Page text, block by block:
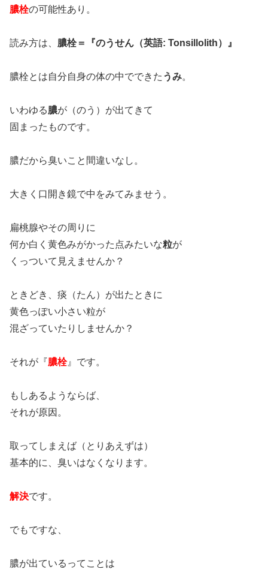
膿栓の可能性あり。
読み方は、 膿栓＝『のうせん（英語: Tonsillolith）』
膿栓とは自分自身の体の中でできた うみ。
いわゆる膿が（のう）が出てきて
固まったものです。
膿だから臭いこと間違いなし。
大きく口開き鏡で中をみてみませう。
扁桃腺やその周りに
何か白く黄色みがかった点みたいな粒が
くっついて見えませんか？
ときどき、痰（たん）が出たときに
黄色っぽい小さい粒が
混ざっていたりしませんか？
それが『膿栓』です。
もしあるようならば、
それが原因。
取ってしまえば（とりあえずは）
基本的に、臭いはなくなります。
解決です。
でもですな、
膿が出ているってことは